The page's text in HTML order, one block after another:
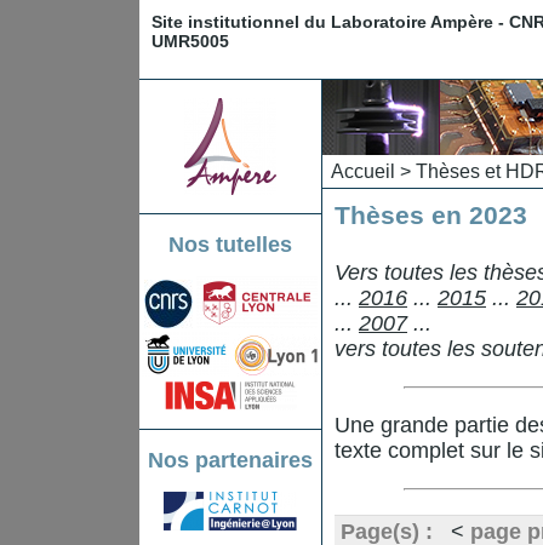
Site institutionnel du Laboratoire Ampère -
UMR5005
Nos tutelles
Nos partenaires
Accueil > Thèses et
Thèses en 2023
Vers toutes les
... 2016 ... 2015 ...
... 2007...
vers toutes les
Une grande partie
texte complet sur le
Page(s) : < page